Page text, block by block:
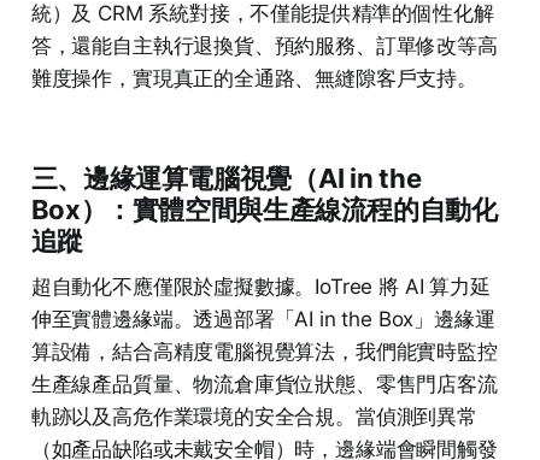
統）及 CRM 系統對接，不僅能提供精準的個性化解
答，還能自主執行退換貨、預約服務、訂單修改等高
難度操作，實現真正的全通路、無縫隙客戶支持。
三、邊緣運算電腦視覺（AI in the
Box）：實體空間與生產線流程的自動化
追蹤
超自動化不應僅限於虛擬數據。IoTree 將 AI 算力延
伸至實體邊緣端。透過部署「AI in the Box」邊緣運
算設備，結合高精度電腦視覺算法，我們能實時監控
生產線產品質量、物流倉庫貨位狀態、零售門店客流
軌跡以及高危作業環境的安全合規。當偵測到異常
（如產品缺陷或未戴安全帽）時，邊緣端會瞬間觸發